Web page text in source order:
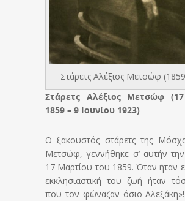
Στάρετς Αλέξιος Μετσώφ
Στάρετς Αλέξιος Μετσώφ
1859 – 9 Ιουνίου 1923)
Ο ξακουστός στάρετς της
Μετσώφ, γεννήθηκε σ’ αυτήν
17 Μαρτίου του 1859. Όταν ήταν
εκκλησιαστική του ζωή ήταν
που τον φώναζαν όσιο